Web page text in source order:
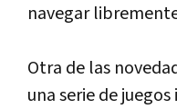
navegar
Otra de las
una serie de